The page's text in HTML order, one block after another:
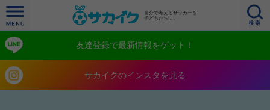
自分で考えるサッカーを
子どもたちに。
友達登録で最新情報をゲット！
サカイクのインスタを見る